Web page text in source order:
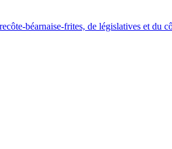
béarnaise-frites, de législatives et du